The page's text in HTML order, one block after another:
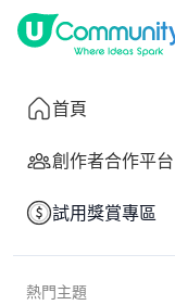
首頁
創作者合作平台
試用獎賞專區
熱門主題